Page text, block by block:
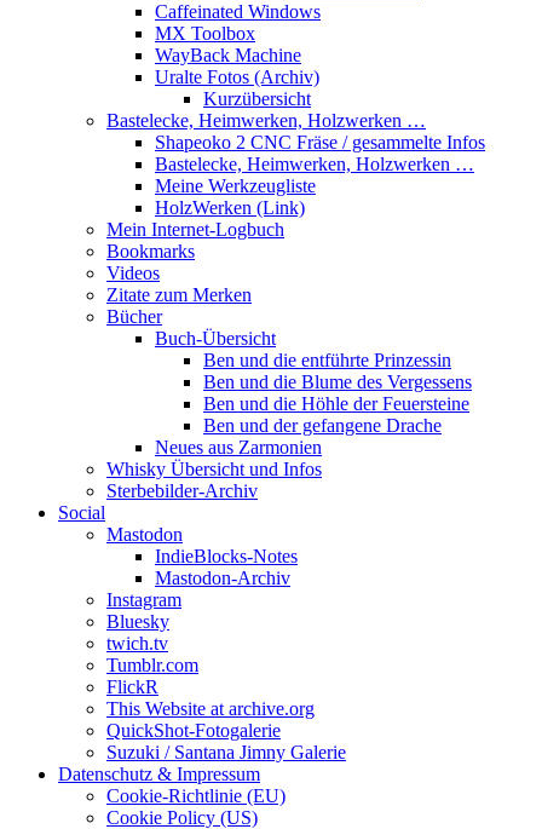
Caffeinated Windows
MX Toolbox
WayBack Machine
Uralte Fotos (Archiv)
Kurzübersicht
Bastelecke, Heimwerken, Holzwerken …
Shapeoko 2 CNC Fräse / gesammelte Infos
Bastelecke, Heimwerken, Holzwerken …
Meine Werkzeugliste
HolzWerken (Link)
Mein Internet-Logbuch
Bookmarks
Videos
Zitate zum Merken
Bücher
Buch-Übersicht
Ben und die entführte Prinzessin
Ben und die Blume des Vergessens
Ben und die Höhle der Feuersteine
Ben und der gefangene Drache
Neues aus Zarmonien
Whisky Übersicht und Infos
Sterbebilder-Archiv
Social
Mastodon
IndieBlocks-Notes
Mastodon-Archiv
Instagram
Bluesky
twich.tv
Tumblr.com
FlickR
This Website at archive.org
QuickShot-Fotogalerie
Suzuki / Santana Jimny Galerie
Datenschutz & Impressum
Cookie-Richtlinie (EU)
Cookie Policy (US)